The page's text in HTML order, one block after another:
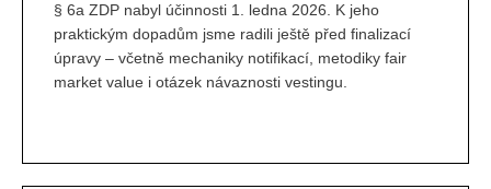
§ 6a ZDP nabyl účinnosti 1. ledna 2026. K jeho
praktickým dopadům jsme radili ještě před finalizací
úpravy – včetně mechaniky notifikací, metodiky fair
market value i otázek návaznosti vestingu.